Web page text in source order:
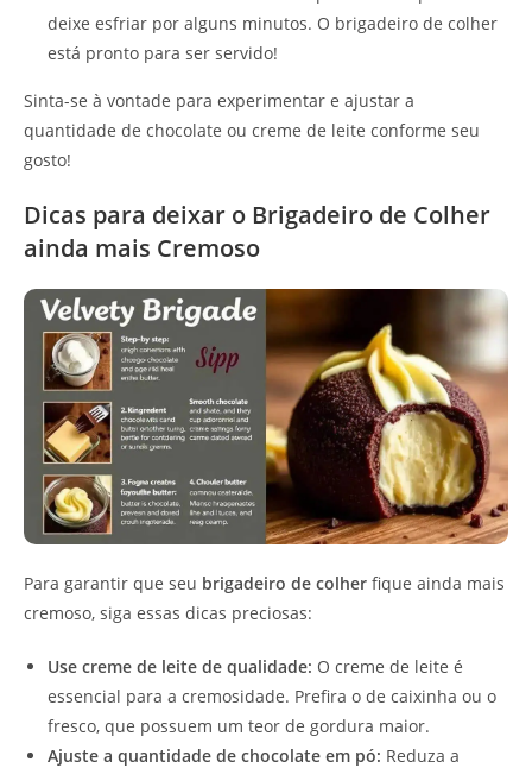
deixe esfriar por alguns minutos. O brigadeiro de colher
está pronto para ser servido!
Sinta-se à vontade para experimentar e ajustar a
quantidade de chocolate ou creme de leite conforme seu
gosto!
Dicas para deixar o Brigadeiro de Colher
ainda mais Cremoso
Para garantir que seu brigadeiro de colher fique ainda mais
cremoso, siga essas dicas preciosas:
Use creme de leite de qualidade: O creme de leite é
essencial para a cremosidade. Prefira o de caixinha ou o
fresco, que possuem um teor de gordura maior.
Ajuste a quantidade de chocolate em pó: Reduza a